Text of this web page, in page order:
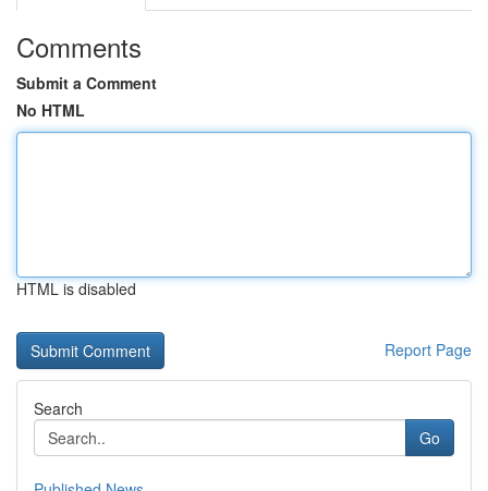
Comments
Submit a Comment
No HTML
HTML is disabled
Report Page
Search
Go